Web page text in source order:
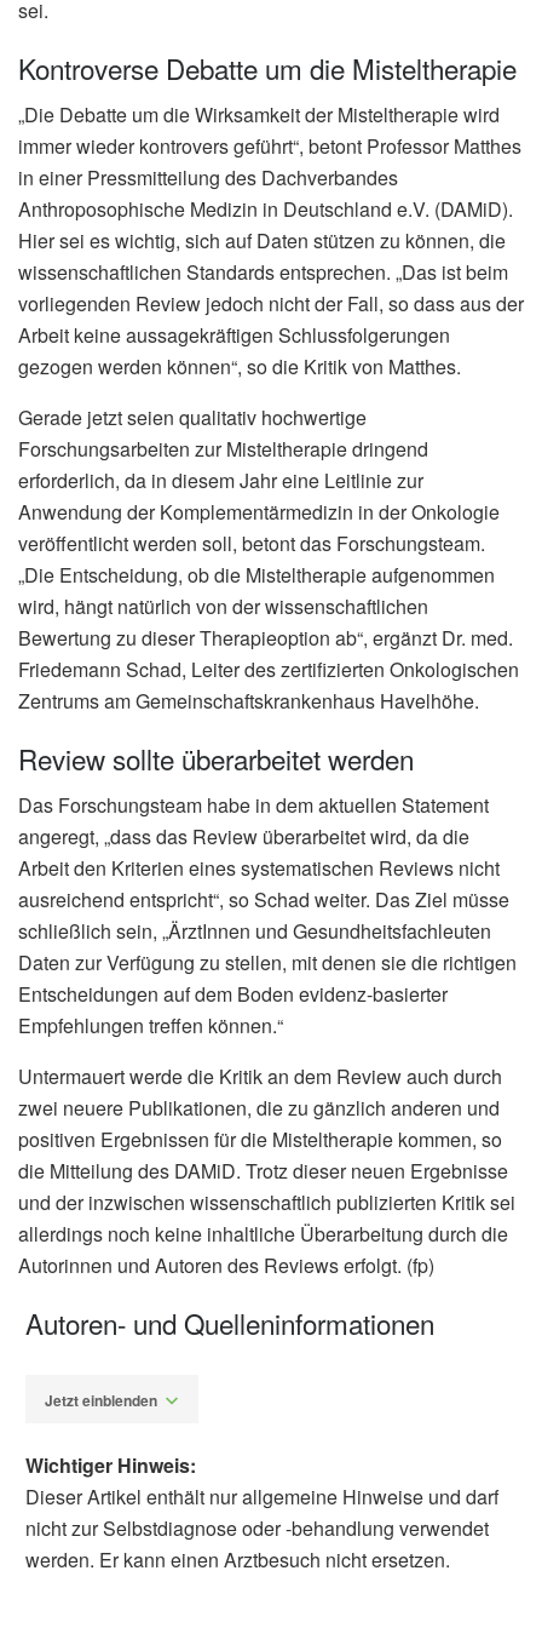
sei.
Kontroverse Debatte um die Misteltherapie
„Die Debatte um die Wirksamkeit der Misteltherapie wird
immer wieder kontrovers geführt“, betont Professor Matthes
in einer Pressmitteilung des Dachverbandes
Anthroposophische Medizin in Deutschland e.V. (DAMiD).
Hier sei es wichtig, sich auf Daten stützen zu können, die
wissenschaftlichen Standards entsprechen. „Das ist beim
vorliegenden Review jedoch nicht der Fall, so dass aus der
Arbeit keine aussagekräftigen Schlussfolgerungen
gezogen werden können“, so die Kritik von Matthes.
Gerade jetzt seien qualitativ hochwertige
Forschungsarbeiten zur Misteltherapie dringend
erforderlich, da in diesem Jahr eine Leitlinie zur
Anwendung der Komplementärmedizin in der Onkologie
veröffentlicht werden soll, betont das Forschungsteam.
„Die Entscheidung, ob die Misteltherapie aufgenommen
wird, hängt natürlich von der wissenschaftlichen
Bewertung zu dieser Therapieoption ab“, ergänzt Dr. med.
Friedemann Schad, Leiter des zertifizierten Onkologischen
Zentrums am Gemeinschaftskrankenhaus Havelhöhe.
Review sollte überarbeitet werden
Das Forschungsteam habe in dem aktuellen Statement
angeregt, „dass das Review überarbeitet wird, da die
Arbeit den Kriterien eines systematischen Reviews nicht
ausreichend entspricht“, so Schad weiter. Das Ziel müsse
schließlich sein, „ÄrztInnen und Gesundheitsfachleuten
Daten zur Verfügung zu stellen, mit denen sie die richtigen
Entscheidungen auf dem Boden evidenz-basierter
Empfehlungen treffen können.“
Untermauert werde die Kritik an dem Review auch durch
zwei neuere Publikationen, die zu gänzlich anderen und
positiven Ergebnissen für die Misteltherapie kommen, so
die Mitteilung des DAMiD. Trotz dieser neuen Ergebnisse
und der inzwischen wissenschaftlich publizierten Kritik sei
allerdings noch keine inhaltliche Überarbeitung durch die
Autorinnen und Autoren des Reviews erfolgt. (fp)
Autoren- und Quelleninformationen
Jetzt einblenden
Wichtiger Hinweis:
Dieser Artikel enthält nur allgemeine Hinweise und darf
nicht zur Selbstdiagnose oder -behandlung verwendet
werden. Er kann einen Arztbesuch nicht ersetzen.